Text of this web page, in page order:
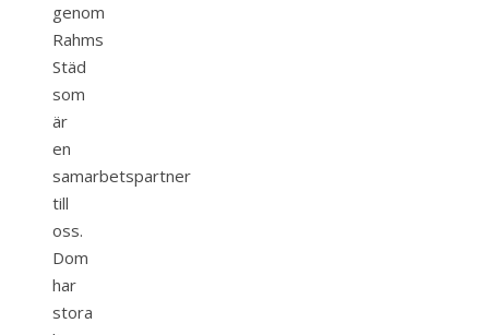
genom
Rahms
Städ
som
är
en
samarbetspartner
till
oss.
Dom
har
stora